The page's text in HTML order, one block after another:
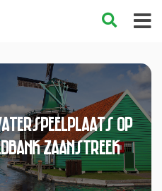
op
Zaanstreek